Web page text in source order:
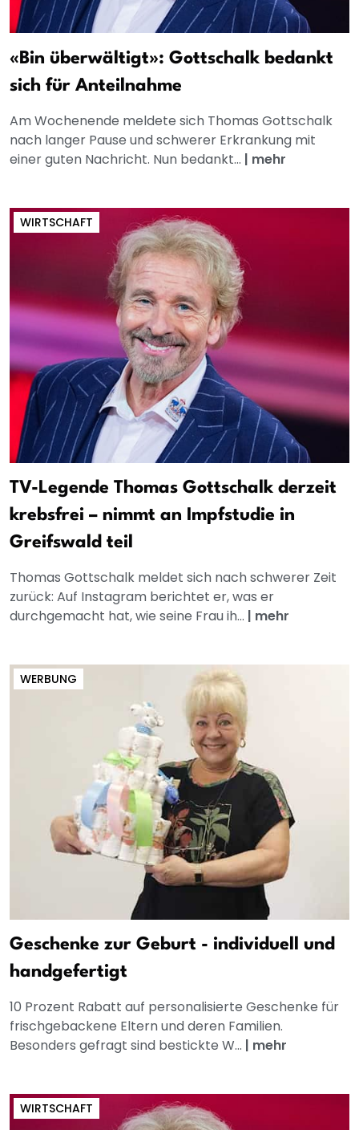
«Bin überwältigt»: Gottschalk bedankt
sich für Anteilnahme
Am Wochenende meldete sich Thomas Gottschalk
nach langer Pause und schwerer Erkrankung mit
einer guten Nachricht. Nun bedankt... | mehr
WIRTSCHAFT
TV-Legende Thomas Gottschalk derzeit
krebsfrei – nimmt an Impfstudie in
Greifswald teil
Thomas Gottschalk meldet sich nach schwerer Zeit
zurück: Auf Instagram berichtet er, was er
durchgemacht hat, wie seine Frau ih... | mehr
WERBUNG
Geschenke zur Geburt - individuell und
handgefertigt
10 Prozent Rabatt auf personalisierte Geschenke für
frischgebackene Eltern und deren Familien.
Besonders gefragt sind bestickte W... | mehr
WIRTSCHAFT